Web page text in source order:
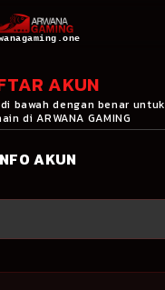
AKUN
bawah dengan benar untuk
di ARWANA GAMING
AKUN